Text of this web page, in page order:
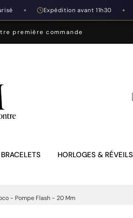
◆ Expédition avant 11h30 ◆
première commande
HORLOGES & RÉVEILS
- Pompe Flash - 20 Mm